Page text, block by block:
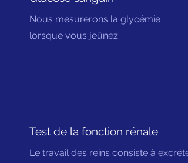
Nous mesurerons la glycémie
lorsque vous jeûnez.
Test de la fonction rénale
Le travail des reins consiste à excréter